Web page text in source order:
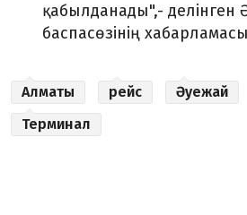
қабылданады",- делінген
баспасөзінің
Алматы рейс Әуежай
Терминал